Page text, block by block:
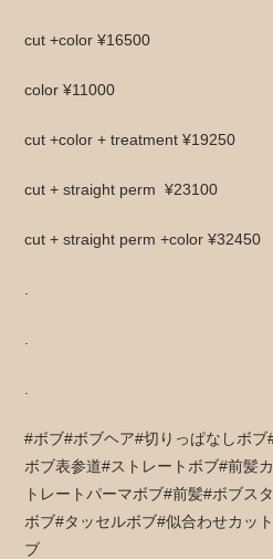
cut +color ¥16500
color ¥11000
cut +color + treatment ¥19250
cut + straight perm ¥23100
cut + straight perm +color ¥32450
#ボブ#ボブヘア#切りっぱなしボ
ボブ表参道#ストレートボブ#前髪
トレートパーマボブ#前髪#ボブス
ボブ#タッセルボブ#似合わせカッ
ブ